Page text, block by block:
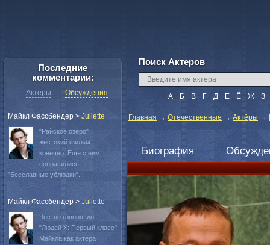
Поиск Актеров
А Б В Г Д Е Ё Ж З
Главная → Отечественные → Актёры →
Биография
Последние
комментарии:
Актёры Обсуждения
Майкл Фассбендер > Juliette
"Райское озеро"
жестокий фильм
конечно. Еще с ним
понравились
"Бесславные ублюдки"...
Майкл Фассбендер > Juliette
Честно говоря, до
"Людей Х: Первый класс"
Майкла как актера